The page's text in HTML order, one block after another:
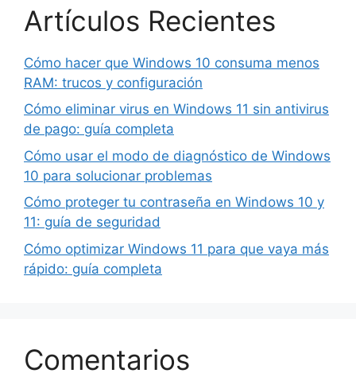
Artículos Recientes
Cómo hacer que Windows 10 consuma menos
RAM: trucos y configuración
Cómo eliminar virus en Windows 11 sin antivirus
de pago: guía completa
Cómo usar el modo de diagnóstico de Windows
10 para solucionar problemas
Cómo proteger tu contraseña en Windows 10 y
11: guía de seguridad
Cómo optimizar Windows 11 para que vaya más
rápido: guía completa
Comentarios